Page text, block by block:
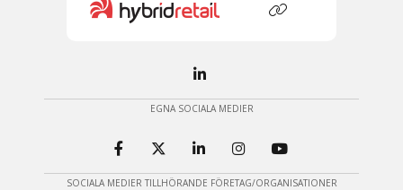
EGNA SOCIALA MEDIER
SOCIALA MEDIER TILLHÖRANDE FÖRETAG/ORGANISATIONER